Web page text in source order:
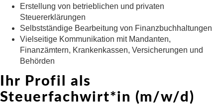
Erstellung von betrieblichen und privaten
Steuererklärungen
Selbstständige Bearbeitung von Finanzbuchhaltungen
Vielseitige Kommunikation mit Mandanten,
Finanzämtern, Krankenkassen, Versicherungen und
Behörden
Ihr Profil als
Steuerfachwirt*in (m/w/d)